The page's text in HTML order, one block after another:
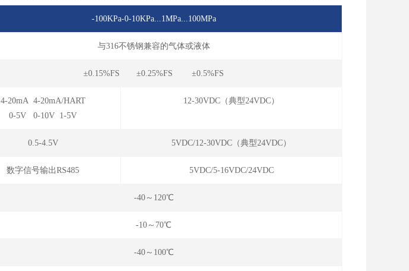
-100KPa-0-10KPa...1MPa...100MPa
与316不锈钢兼容的气体或液体
±0.15%FS ±0.25%FS ±0.5%FS
4-20mA 4-20mA/HART
0-5V 0-10V 1-5V
12-30VDC（典型24VDC）
0.5-4.5V 5VDC/12-30VDC（典型24VDC）
数字信号输出RS485 5VDC/5-16VDC/24VDC
-40～120℃
-10～70℃
-40～100℃